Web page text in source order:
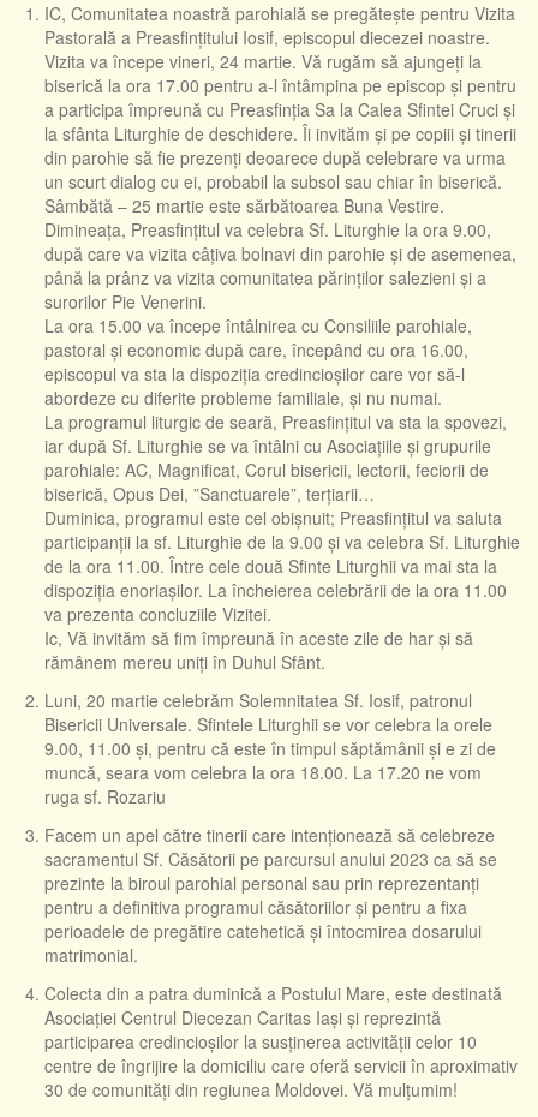
IC, Comunitatea noastră parohială se pregătește pentru Vizita
Pastorală a Preasfințitului Iosif, episcopul diecezei noastre.
Vizita va începe vineri, 24 martie. Vă rugăm să ajungeți la
biserică la ora 17.00 pentru a-l întâmpina pe episcop și pentru
a participa împreună cu Preasfinția Sa la Calea Sfintei Cruci și
la sfânta Liturghie de deschidere. Îi invităm și pe copiii și tinerii
din parohie să fie prezenți deoarece după celebrare va urma
un scurt dialog cu ei, probabil la subsol sau chiar în biserică.
Sâmbătă – 25 martie este sărbătoarea Buna Vestire.
Dimineața, Preasfințitul va celebra Sf. Liturghie la ora 9.00,
după care va vizita câțiva bolnavi din parohie și de asemenea,
până la prânz va vizita comunitatea părinților salezieni și a
surorilor Pie Venerini.
La ora 15.00 va începe întâlnirea cu Consiliile parohiale,
pastoral și economic după care, începând cu ora 16.00,
episcopul va sta la dispoziția credincioșilor care vor să-l
abordeze cu diferite probleme familiale, și nu numai.
La programul liturgic de seară, Preasfințitul va sta la spovezi,
iar după Sf. Liturghie se va întâlni cu Asociațiile și grupurile
parohiale: AC, Magnificat, Corul bisericii, lectorii, feciorii de
biserică, Opus Dei, ”Sanctuarele”, terțiarii…
Duminica, programul este cel obișnuit; Preasfințitul va saluta
participanții la sf. Liturghie de la 9.00 și va celebra Sf. Liturghie
de la ora 11.00. Între cele două Sfinte Liturghii va mai sta la
dispoziția enoriașilor. La încheierea celebrării de la ora 11.00
va prezenta concluziile Vizitei.
Ic, Vă invităm să fim împreună în aceste zile de har și să
rămânem mereu uniți în Duhul Sfânt.
Luni, 20 martie celebrăm Solemnitatea Sf. Iosif, patronul
Bisericii Universale. Sfintele Liturghii se vor celebra la orele
9.00, 11.00 și, pentru că este în timpul săptămânii și e zi de
muncă, seara vom celebra la ora 18.00. La 17.20 ne vom
ruga sf. Rozariu
Facem un apel către tinerii care intenționează să celebreze
sacramentul Sf. Căsătorii pe parcursul anului 2023 ca să se
prezinte la biroul parohial personal sau prin reprezentanți
pentru a definitiva programul căsătoriilor și pentru a fixa
perioadele de pregătire catehetică și întocmirea dosarului
matrimonial.
Colecta din a patra duminică a Postului Mare, este destinată
Asociației Centrul Diecezan Caritas Iaşi şi reprezintă
participarea credincioșilor la susținerea activității celor 10
centre de îngrijire la domiciliu care oferă servicii în aproximativ
30 de comunități din regiunea Moldovei. Vă mulțumim!